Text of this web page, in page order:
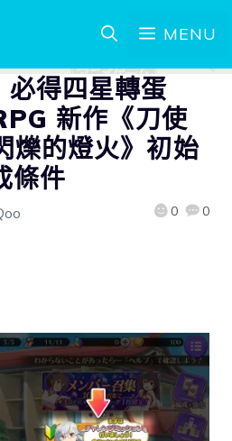
MENU
必得四星轉蛋
新作《刀使
爍的燈火》初始
條件
0 0